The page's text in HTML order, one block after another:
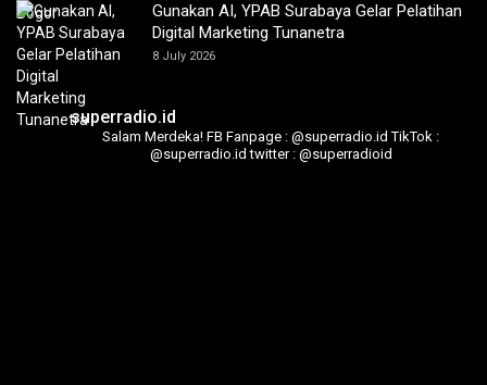
Gunakan AI, YPAB Surabaya Gelar Pelatihan
Digital Marketing Tunanetra
8 July 2026
superradio.id
Salam Merdeka! FB Fanpage : @superradio.id TikTok :
@superradio.id twitter : @superradioid